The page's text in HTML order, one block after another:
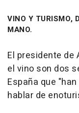
VINO Y TURISMO,
MANO.
El presidente de
el vino son dos
España que
hablar de